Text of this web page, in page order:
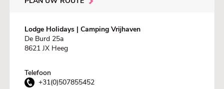
Lodge Holidays | Camping Vrijhaven
De Burd 25a
8621 JX Heeg
Telefoon
+31(0)507855452